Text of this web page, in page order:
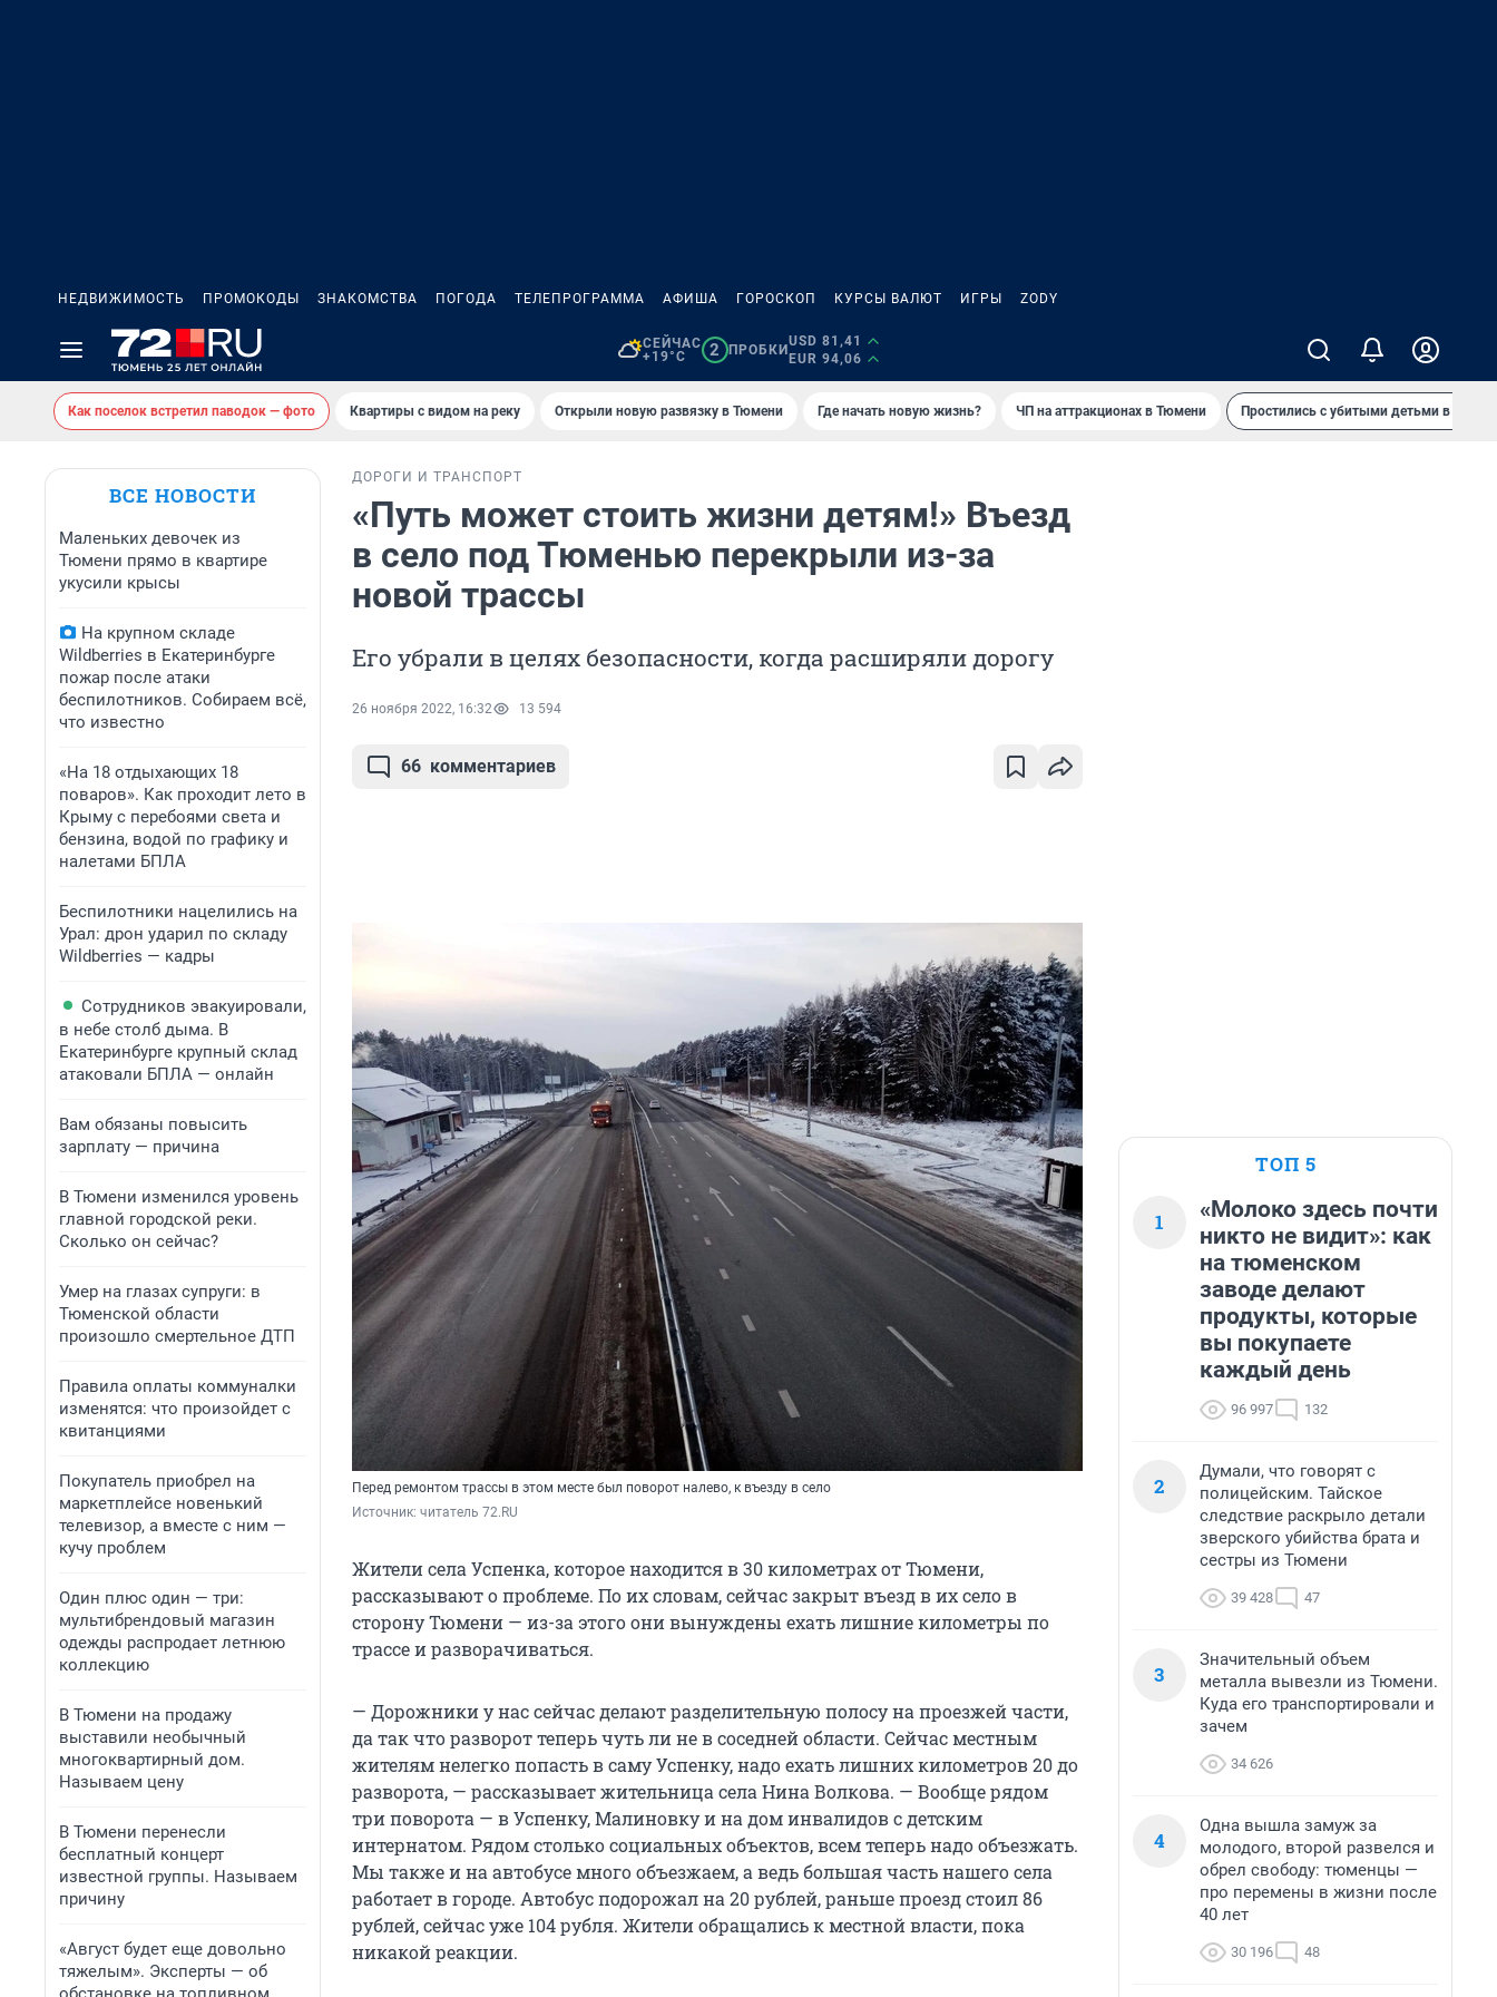
НЕДВИЖИМОСТЬ ПРОМОКОДЫ ЗНАКОМСТВА ПОГОДА ТЕЛЕПРОГРАММА АФИША ГОРОСКОП КУРСЫ ВАЛЮТ ИГРЫ ZODY
СЕЙЧАС
+19°C
2 ПРОБКИ
USD 81,41
EUR 94,06
Как поселок встретил паводок — фото Квартиры с видом на реку Открыли новую развязку в Тюмени Где начать новую жизнь? ЧП на аттракционах в Тюмени Простились с убитыми детьми в
ВСЕ НОВОСТИ
Маленьких девочек из
Тюмени прямо в квартире
укусили крысы
На крупном складе
Wildberries в Екатеринбурге
пожар после атаки
беспилотников. Собираем всё,
что известно
«На 18 отдыхающих 18
поваров». Как проходит лето в
Крыму с перебоями света и
бензина, водой по графику и
налетами БПЛА
Беспилотники нацелились на
Урал: дрон ударил по складу
Wildberries — кадры
Сотрудников эвакуировали,
в небе столб дыма. В
Екатеринбурге крупный склад
атаковали БПЛА — онлайн
Вам обязаны повысить
зарплату — причина
В Тюмени изменился уровень
главной городской реки.
Сколько он сейчас?
Умер на глазах супруги: в
Тюменской области
произошло смертельное ДТП
Правила оплаты коммуналки
изменятся: что произойдет с
квитанциями
Покупатель приобрел на
маркетплейсе новенький
телевизор, а вместе с ним —
кучу проблем
Один плюс один — три:
мультибрендовый магазин
одежды распродает летнюю
коллекцию
В Тюмени на продажу
выставили необычный
многоквартирный дом.
Называем цену
В Тюмени перенесли
бесплатный концерт
известной группы. Называем
причину
«Август будет еще довольно
тяжелым». Эксперты — об
ДОРОГИ И ТРАНСПОРТ
«Путь может стоить жизни детям!» Въезд
в село под Тюменью перекрыли из-за
новой трассы
Его убрали в целях безопасности, когда расширяли дорогу
26 ноября 2022, 16:32 13 594
66 комментариев
Перед ремонтом трассы в этом месте был поворот налево, к въезду в село
Источник: читатель 72.RU
Жители села Успенка, которое находится в 30 километрах от Тюмени,
рассказывают о проблеме. По их словам, сейчас закрыт въезд в их село в
сторону Тюмени — из-за этого они вынуждены ехать лишние километры по
трассе и разворачиваться.
— Дорожники у нас сейчас делают разделительную полосу на проезжей части,
да так что разворот теперь чуть ли не в соседней области. Сейчас местным
жителям нелегко попасть в саму Успенку, надо ехать лишних километров 20 до
разворота, — рассказывает жительница села Нина Волкова. — Вообще рядом
три поворота — в Успенку, Малиновку и на дом инвалидов с детским
интернатом. Рядом столько социальных объектов, всем теперь надо объезжать.
Мы также и на автобусе много объезжаем, а ведь большая часть нашего села
работает в городе. Автобус подорожал на 20 рублей, раньше проезд стоил 86
рублей, сейчас уже 104 рубля. Жители обращались к местной власти, пока
никакой реакции.
ТОП 5
1
«Молоко здесь почти
никто не видит»: как
на тюменском
заводе делают
продукты, которые
вы покупаете
каждый день
96 997 132
2
Думали, что говорят с
полицейским. Тайское
следствие раскрыло детали
зверского убийства брата и
сестры из Тюмени
39 428 47
3
Значительный объем
металла вывезли из Тюмени.
Куда его транспортировали и
зачем
34 626
4
Одна вышла замуж за
молодого, второй развелся и
обрел свободу: тюменцы —
про перемены в жизни после
40 лет
30 196 48